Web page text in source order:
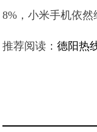
8%，小米手机依然
推荐阅读：德阳热